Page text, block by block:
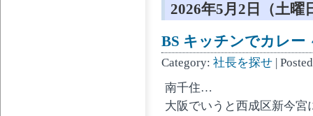
2026年5月2日（土曜
BS キッチンでカレー
Category: 社長を探せ |
南千住…
大阪でいうと西成区新今